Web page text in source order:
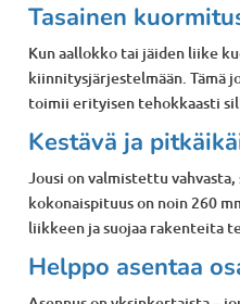
Tasainen
Kun aallokko tai jäiden liike
kiinnitysjärjestelmään. Tämä
toimii erityisen tehokkaasti
Kestävä ja
Jousi on valmistettu
kokonaispituus on noin 260
liikkeen ja suojaa rakenteita
Helppo asentaa